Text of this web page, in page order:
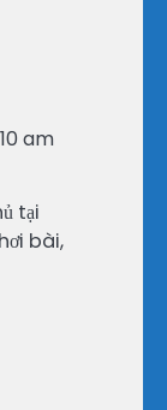
am
tại
bài,